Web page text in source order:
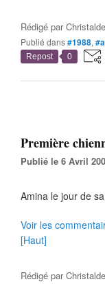
Rédigé par
Publié dans#1988,
Repost 0
Première
Publié le 6 Avril
Amina le jour de
Voir les
[Haut]
Rédigé par